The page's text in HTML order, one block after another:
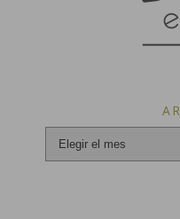
Archivos